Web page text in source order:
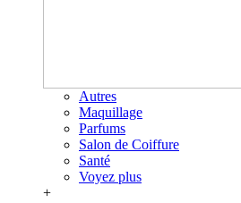
Autres
Maquillage
Parfums
Salon de Coiffure
Santé
Voyez plus
+